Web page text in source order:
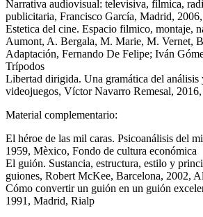
Narrativa audiovisual: televisiva, fílmica,
publicitaria, Francisco García, Madrid,
Estetica del cine. Espacio filmico, montaje,
Aumont, A. Bergala, M. Marie, M. Vernet,
Adaptación, Fernando De Felipe; Iván
Trípodos
Libertad dirigida. Una gramática del análisis
videojuegos, Víctor Navarro Remesal,
Material complementario:
El héroe de las mil caras. Psicoanálisis del
1959, Mèxico, Fondo de cultura económica
El guión. Sustancia, estructura, estilo y
guiones, Robert McKee, Barcelona, 2002,
Cómo convertir un guión en un guión
1991, Madrid, Rialp